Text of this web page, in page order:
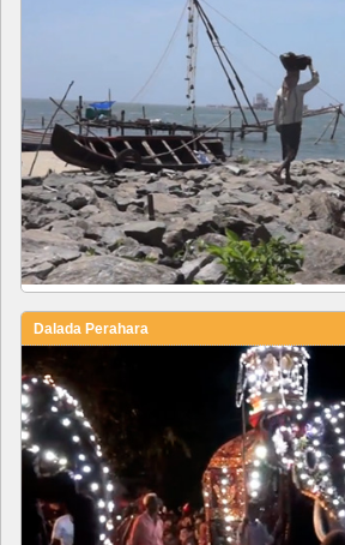
Dalada Perahara